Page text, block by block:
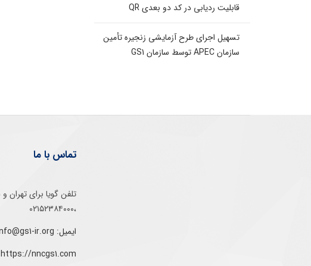
قابلیت ردیابی در کد دو بعدی QR
تسهیل اجرای طرح آزمایشی زنجیره تأمین
سازمان APEC توسط سازمان GS1
تماس با ما
،۰۲۱۵۲۳۸۴۰۰۰
ایمیل: info@gs1-ir.org
https://nncgs1.com